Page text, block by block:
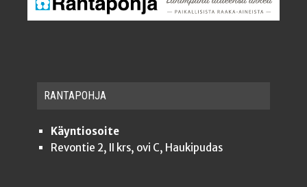
RAN­TA­POH­JA
Käyntiosoite
Revontie 2, II krs, ovi C, Haukipudas